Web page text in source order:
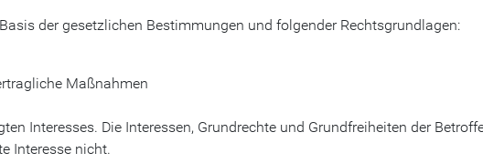
der gesetzlichen Bestimmungen und folgender Rechtsgrundlagen:
Maßnahmen
Interesses. Die Interessen, Grundrechte und Grundfreiheiten der
Interesse nicht.